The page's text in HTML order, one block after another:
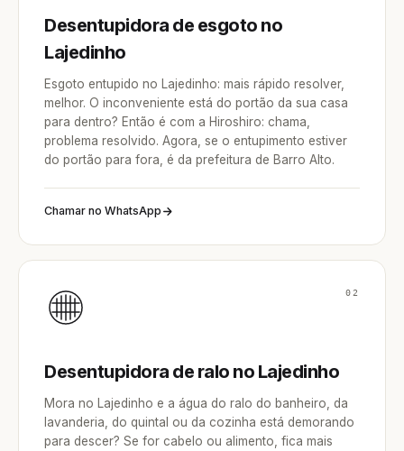
Desentupidora de esgoto no
Lajedinho
Esgoto entupido no Lajedinho: mais rápido resolver,
melhor. O inconveniente está do portão da sua casa
para dentro? Então é com a Hiroshiro: chama,
problema resolvido. Agora, se o entupimento estiver
do portão para fora, é da prefeitura de Barro Alto.
Chamar no WhatsApp
02
Desentupidora de ralo no Lajedinho
Mora no Lajedinho e a água do ralo do banheiro, da
lavanderia, do quintal ou da cozinha está demorando
para descer? Se for cabelo ou alimento, fica mais